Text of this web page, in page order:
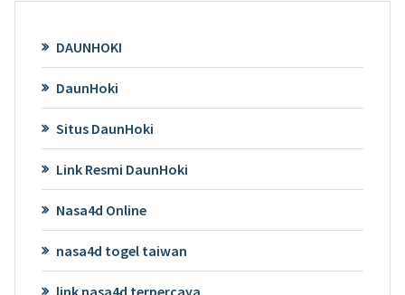
DAUNHOKI
DaunHoki
Situs DaunHoki
Link Resmi DaunHoki
Nasa4d Online
nasa4d togel taiwan